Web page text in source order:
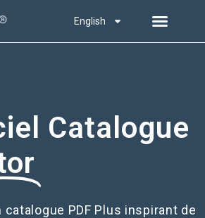
English
Catalogue
catalogue PDF Plus inspirant de